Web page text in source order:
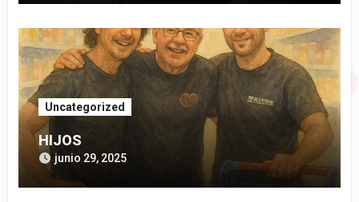
Uncategorized
HIJOS
junio 29, 2025